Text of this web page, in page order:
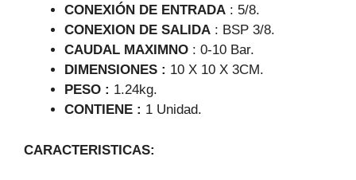
CONEXIÓN DE ENTRADA : 5/8.
CONEXION DE SALIDA : BSP 3/8.
CAUDAL MAXIMNO : 0-10 Bar.
DIMENSIONES : 10 X 10 X 3CM.
PESO : 1.24kg.
CONTIENE : 1 Unidad.
CARACTERISTICAS: